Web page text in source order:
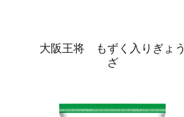
大阪王将 もずく入りぎょう
ざ